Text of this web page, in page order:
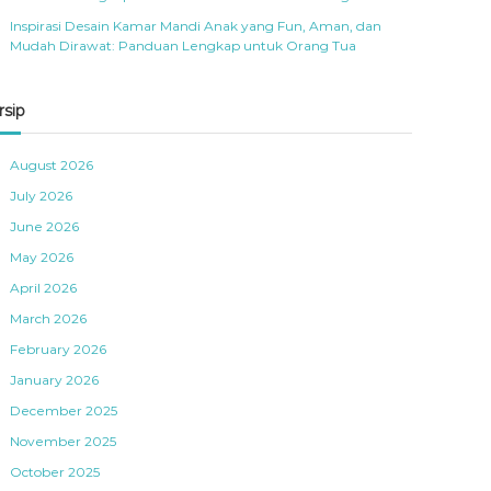
Inspirasi Desain Kamar Mandi Anak yang Fun, Aman, dan
Mudah Dirawat: Panduan Lengkap untuk Orang Tua
August 2026
July 2026
June 2026
May 2026
April 2026
March 2026
February 2026
January 2026
December 2025
November 2025
October 2025